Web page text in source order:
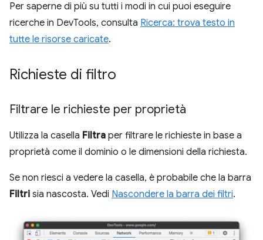
Per saperne di più su tutti i modi in cui puoi eseguire
ricerche in DevTools, consulta Ricerca: trova testo in
tutte le risorse caricate.
Richieste di filtro
Filtrare le richieste per proprietà
Utilizza la casella Filtra per filtrare le richieste in base a
proprietà come il dominio o le dimensioni della richiesta.
Se non riesci a vedere la casella, è probabile che la barra
Filtri sia nascosta. Vedi Nascondere la barra dei filtri.